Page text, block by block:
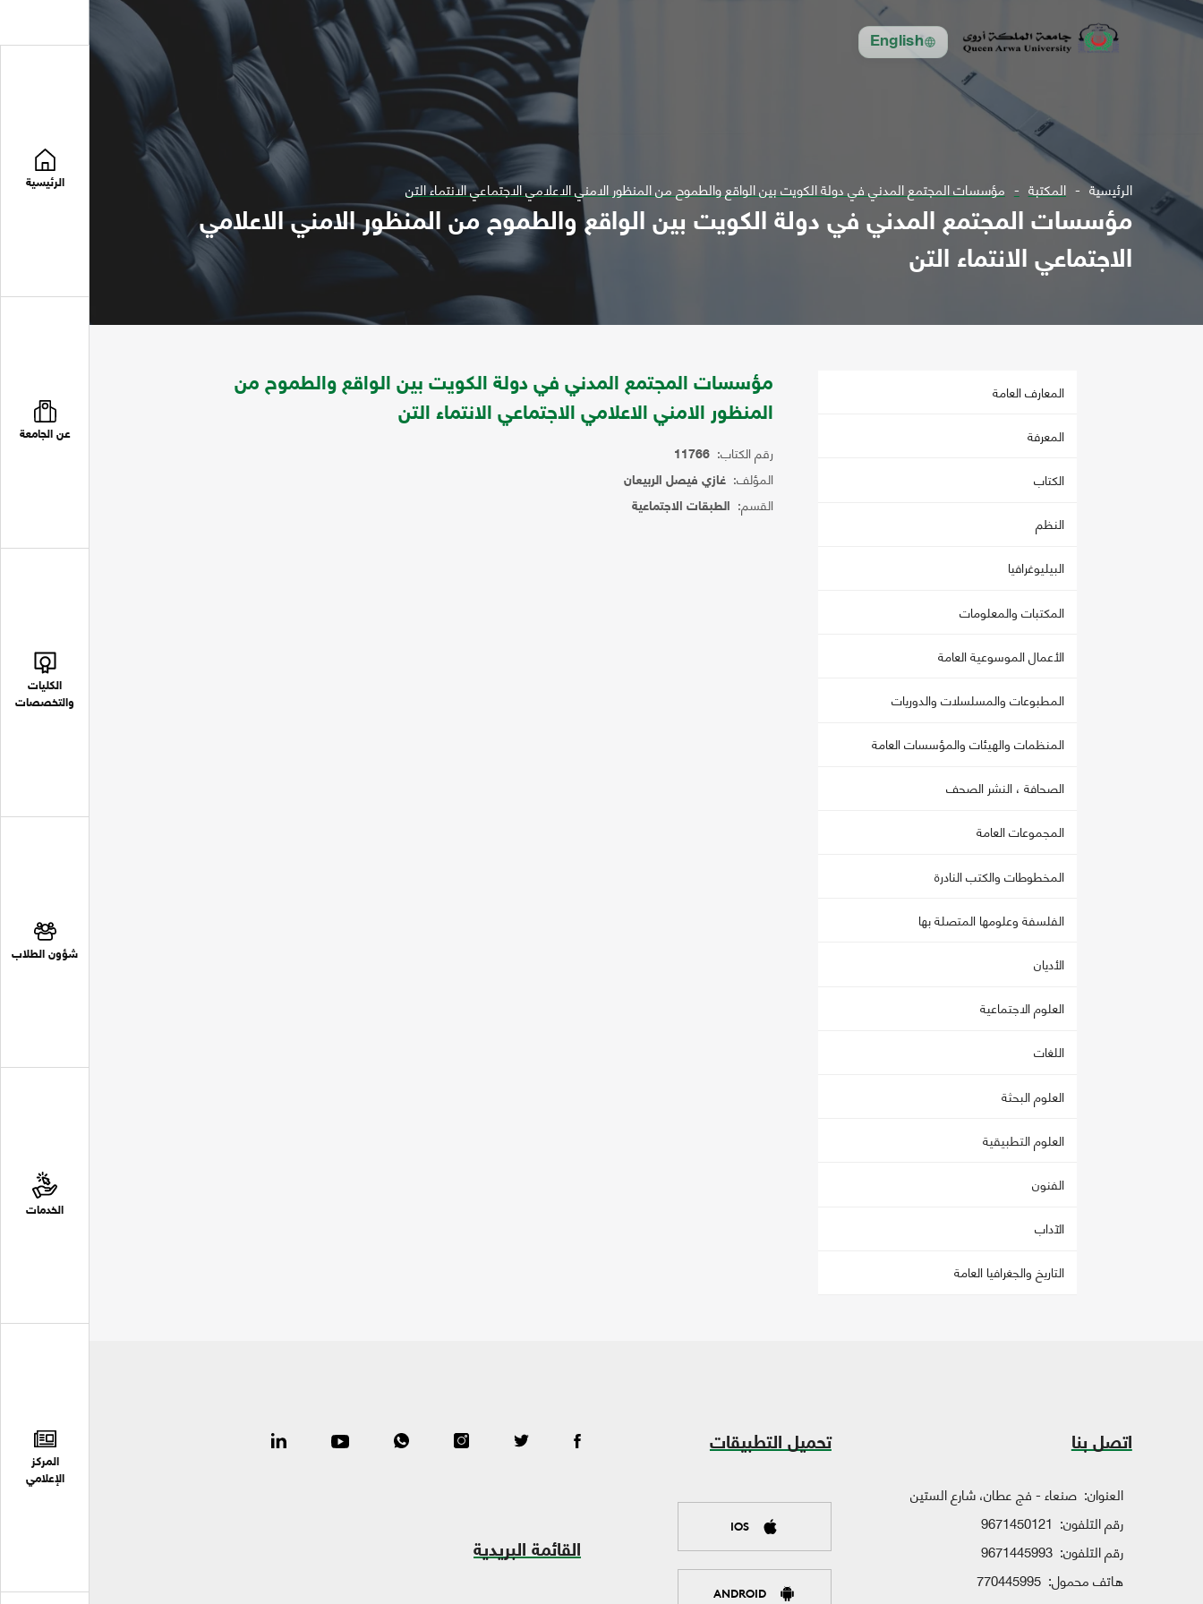
English
الرئيسية
عن الجامعة
الكليات
والتخصصات
شؤون الطلاب
الخدمات
المركز
الإعلامي
الرئيسية المكتبة مؤسسات المجتمع المدني في دولة الكويت بين الواقع والطموح من المنظور الامني الاعلامي الاجتماعي الانتماء التن
مؤسسات المجتمع المدني في دولة الكويت بين الواقع والطموح من المنظور الامني الاعلامي
الاجتماعي الانتماء التن
المعارف العامة
المعرفة
الكتاب
النظم
البيليوغرافيا
المكتبات والمعلومات
الأعمال الموسوعية العامة
المطبوعات والمسلسلات والدوريات
المنظمات والهيئات والمؤسسات العامة
الصحافة ، النشر الصحف
المجموعات العامة
المخطوطات والكتب النادرة
الفلسفة وعلومها المتصلة بها
الأديان
العلوم الاجتماعية
اللغات
العلوم البحثة
العلوم التطبيقية
الفنون
الآداب
التاريخ والجغرافيا العامة
مؤسسات المجتمع المدني في دولة الكويت بين الواقع والطموح من
المنظور الامني الاعلامي الاجتماعي الانتماء التن
رقم الكتاب: 11766
المؤلف: غازي فيصل الربيعان
القسم: الطبقات الاجتماعية
اتصل بنا
العنوان: صنعاء - فج عطان، شارع الستين
رقم التلفون: 9671450121
رقم التلفون: 9671445993
هاتف محمول: 770445995
تحميل التطبيقات
IOS
ANDROID
القائمة البريدية